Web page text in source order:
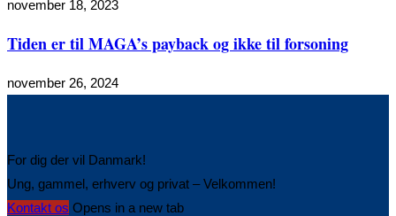
november 18, 2023
Tiden er til MAGA’s payback og ikke til forsoning
november 26, 2024
For dig der vil Danmark!
Ung, gammel, erhverv og privat – Velkommen!
Kontakt os Opens in a new tab